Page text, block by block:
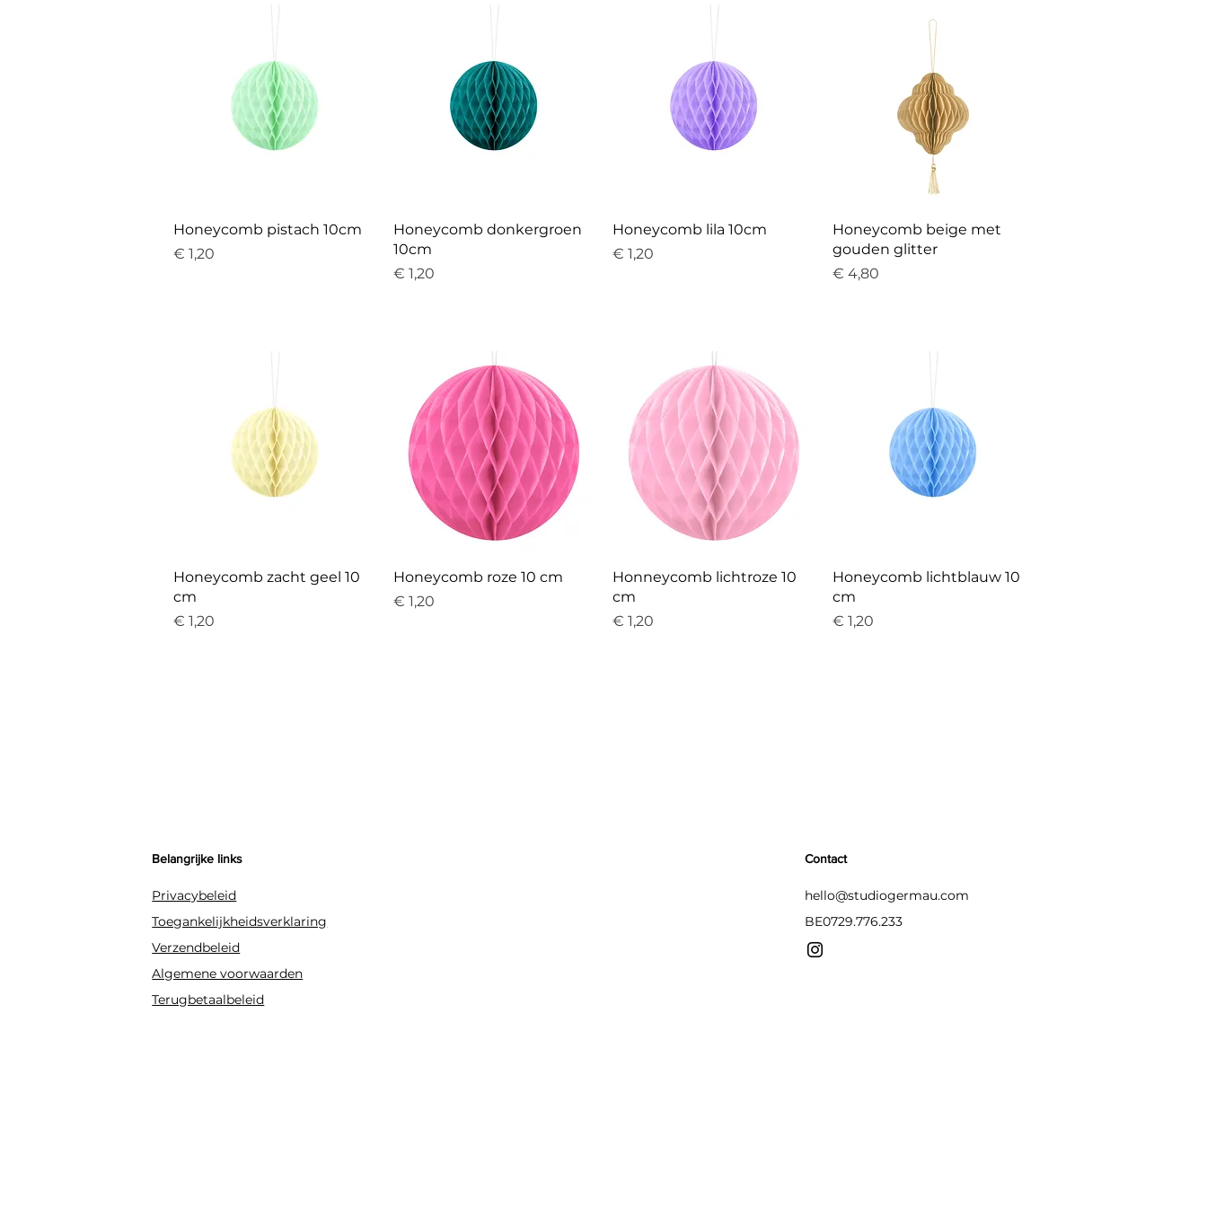
Snel overzicht
Honeycomb pistach 10cm
Prijs
€ 1,20
Snel overzicht
Honeycomb donkergroen
10cm
Prijs
€ 1,20
Snel overzicht
Honeycomb lila 10cm
Prijs
€ 1,20
Snel overzicht
Honeycomb beige met
gouden glitter
Prijs
€ 4,80
Snel overzicht
Honeycomb zacht geel 10
cm
Prijs
€ 1,20
Snel overzicht
Honeycomb roze 10 cm
Prijs
€ 1,20
Snel overzicht
Honneycomb lichtroze 10
cm
Prijs
€ 1,20
Snel overzicht
Honeycomb lichtblauw 10
cm
Prijs
€ 1,20
Belangrijke links
Privacybeleid
Toegankelijkheidsverklaring
Verzendbeleid
Algemene voorwaarden
Terugbetaalbeleid
Contact
hello@studiogermau.com
BE0729.776.233